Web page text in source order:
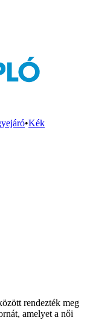
•Kék
rendezték meg
amelyet a női